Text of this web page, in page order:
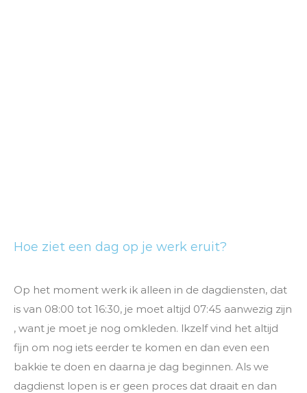
Hoe ziet een dag op je werk eruit?
Op het moment werk ik alleen in de dagdiensten, dat
is van 08:00 tot 16:30, je moet altijd 07:45 aanwezig zijn
, want je moet je nog omkleden. lkzelf vind het altijd
fijn om nog iets eerder te komen en dan even een
bakkie te doen en daarna je dag beginnen. Als we
dagdienst lopen is er geen proces dat draait en dan